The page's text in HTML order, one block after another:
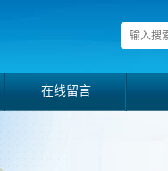
在线留言